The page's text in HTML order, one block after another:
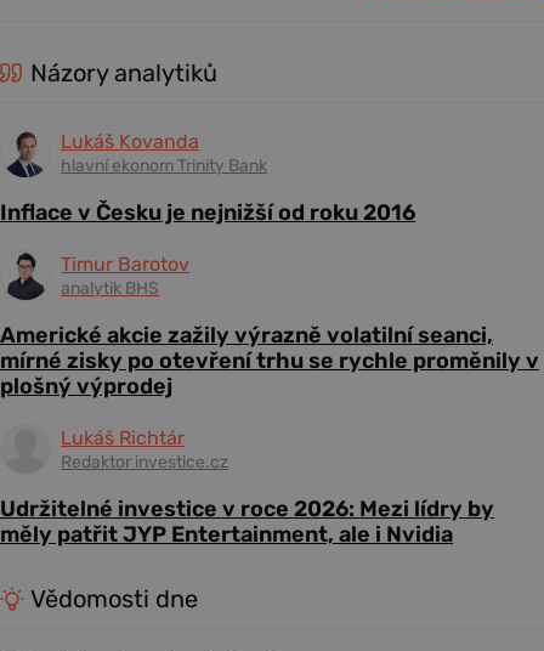
Názory analytiků
Lukáš Kovanda
hlavní ekonom Trinity Bank
Inflace v Česku je nejnižší od roku 2016
Timur Barotov
analytik BHS
Americké akcie zažily výrazně volatilní seanci,
mírné zisky po otevření trhu se rychle proměnily v
plošný výprodej
Lukáš Richtár
Redaktor investice.cz
Udržitelné investice v roce 2026: Mezi lídry by
měly patřit JYP Entertainment, ale i Nvidia
Vědomosti dne